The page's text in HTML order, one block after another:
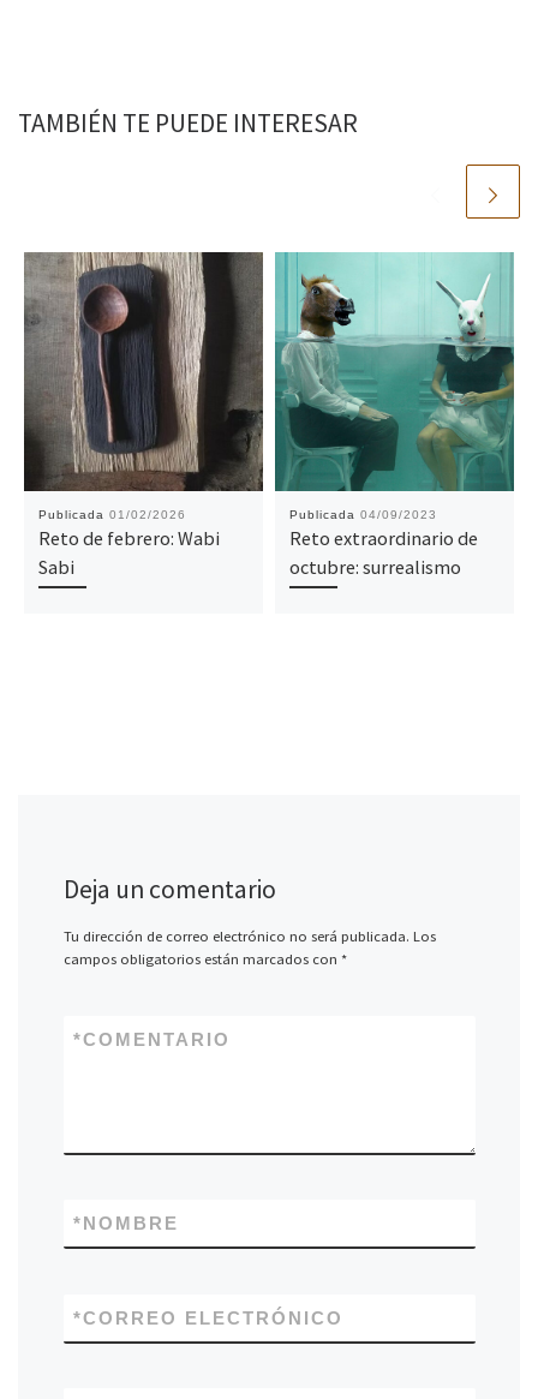
TAMBIÉN TE PUEDE INTERESAR
Publicada 01/02/2026
Reto de febrero: Wabi
Sabi
Publicada 04/09/2023
Reto extraordinario de
octubre: surrealismo
Deja un comentario
Tu dirección de correo electrónico no será publicada. Los
campos obligatorios están marcados con *
COMENTARIO
*
NOMBRE
*
CORREO ELECTRÓNICO
*